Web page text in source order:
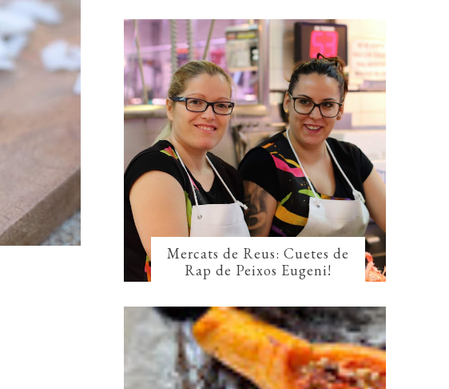
Mercats de Reus: Cuetes de
Rap de Peixos Eugeni!